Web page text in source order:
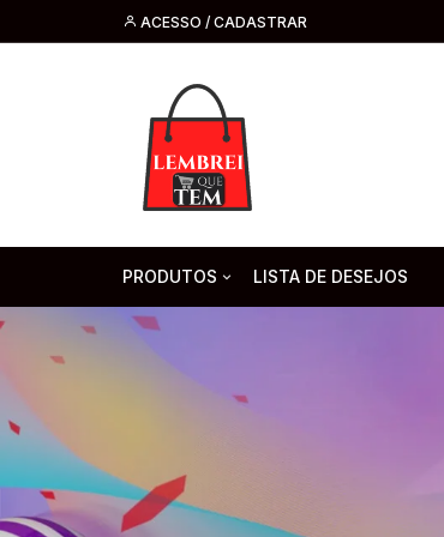
ACESSO / CADASTRAR
PRODUTOS
Moda, Beleza E Perfumaria
Artigos para festa
LISTA DE DESEJOS